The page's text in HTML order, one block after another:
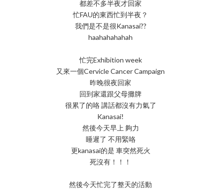
都差不多半夜才回家
忙FAU的東西忙到半夜？
我們是不是很Kanasai??
haahahahahah
忙完Exhibition week
又來一個Cervicle Cancer Campaign
昨晚很夜回家
回到家還跟父母攤牌
很累了的咯 講話都沒有力氣了
Kanasai!
然後今天早上 夠力
睡遲了 不用緊咯
更kanasai的是 車突然死火
死沒有！！！
然後今天忙完了整天的活動